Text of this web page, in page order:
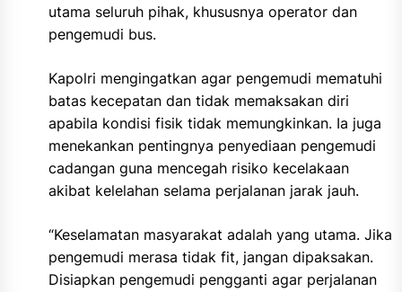
utama seluruh pihak, khususnya operator dan
pengemudi bus.
Kapolri mengingatkan agar pengemudi mematuhi
batas kecepatan dan tidak memaksakan diri
apabila kondisi fisik tidak memungkinkan. Ia juga
menekankan pentingnya penyediaan pengemudi
cadangan guna mencegah risiko kecelakaan
akibat kelelahan selama perjalanan jarak jauh.
“Keselamatan masyarakat adalah yang utama. Jika
pengemudi merasa tidak fit, jangan dipaksakan.
Disiapkan pengemudi pengganti agar perjalanan